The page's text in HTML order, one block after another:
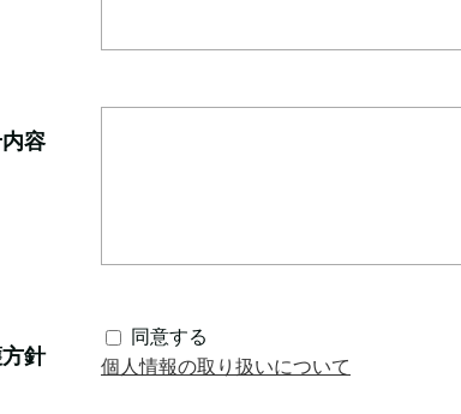
容
針
同意する
個人情報の取り扱いについて